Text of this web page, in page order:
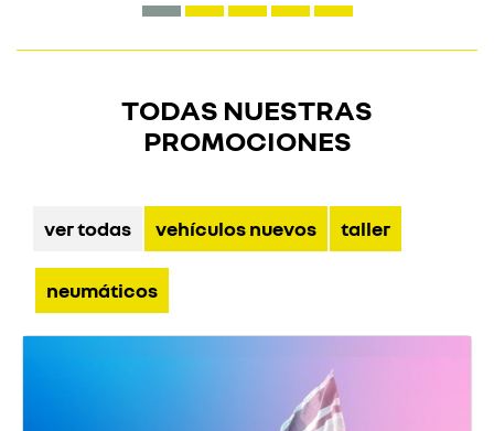
TODAS NUESTRAS
PROMOCIONES
ver todas vehículos nuevos taller
neumáticos